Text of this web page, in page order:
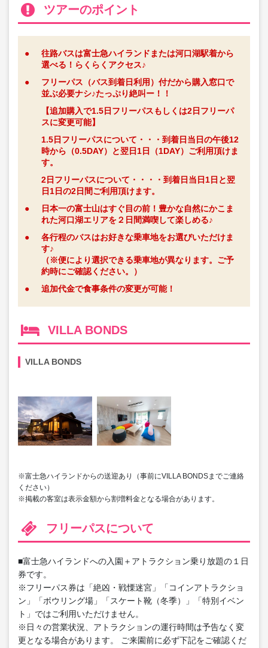
ツアーのポイント
●
往路バスは富士急ハイランドまたは河口湖駅着から
選べる！らくらくアクセス♪
●
フリーパス（バス到着日利用）付だから購入窓口で
並ぶ必要ナシ♪たっぷり絶叫ー！！
【追加購入で1.5日フリーパスもしくは2日フリーパ
スに変更可能】
1.5日フリーパスについて・・・到着日当日の午後12
時から（0.5DAY）と翌日1日（1DAY）ご利用頂けま
す。
2日フリーパスについて・・・・到着日当日1日と翌
日1日の2日間ご利用頂けます。
●
日本一の富士山はすぐ目の前！豊かな自然にかこま
れた河口湖エリアを２日間満喫して楽しめる♪
●
各行程のバスはお好きな乗車地をお選びいただけま
す♪
（※便により選択できる乗車地が異なります。ご予
約時にご確認ください。）
●
追加代金で食事条件の変更が可能！
VILLA BONDS
VILLA BONDS
※富士急ハイランドからの送迎あり（事前にVILLA BONDSまでご連絡
ください）
※掲載の客室は表示金額から割増料金となる場合があります。
フリーパスについて
■富士急ハイランドへの入園＋アトラクション乗り放題の１日
券です。
※フリーパス券は「絶凶・戦慄迷宮」「コインアトラクショ
ン」「ボウリング場」「スケート靴（冬季）」「特別イベン
ト」ではご利用いただけません。
※日々の営業状況、アトラクションの運行時間は予告なく変
更となる場合があります。 ご来園前に必ず下記をご確認くだ